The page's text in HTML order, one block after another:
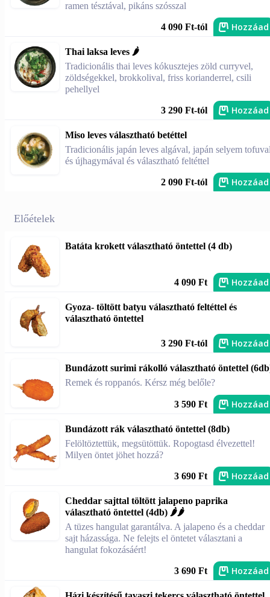
ramen tésztával, pikáns szósszal
4 090 Ft-tól Hozzáad
Thai laksa leves 🌶️
Tradicionális thai leves kókusztejes zöld curryvel,
zöldségekkel, brokkolival, friss korianderrel, csili
pehellyel
3 290 Ft-tól Hozzáad
Miso leves választható betéttel
Tradicionális japán leves algával, japán selyem
és újhagymával és választható feltéttel
2 090 Ft-tól Hozzáad
Előételek
Batáta krokett választható öntettel (4 db)
4 090 Ft Hozzáad
Gyoza- töltött batyu választható feltéttel és
választható öntettel
3 290 Ft-tól Hozzáad
Bundázott surimi rákolló választható öntettel
Remek és roppanós. Kérsz még belőle?
3 590 Ft Hozzáad
Bundázott rák választható öntettel (8db)
Felöltöztettük, megsütöttük. Ropogtasd élvezettel!
Milyen öntet jöhet hozzá?
3 690 Ft Hozzáad
Cheddar sajttal töltött jalapeno paprika
választható öntettel (4db) 🌶️🌶️
A tüzes hangulat garantálva. A jalapeno és a cheddar
sajt házassága. Ne felejts el öntetet választani a
hangulat fokozásáért!
3 690 Ft Hozzáad